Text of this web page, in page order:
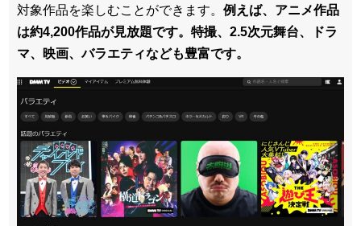
対象作品を楽しむことができます。 例えば、アニメ作品
は約4,200作品が見放題です。特撮、2.5次元舞台、ドラ
マ、映画、バラエティなども豊富です。